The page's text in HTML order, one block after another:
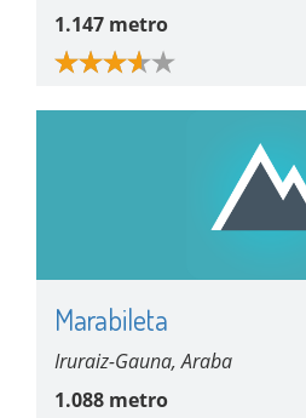
1.147 metro
Marabileta
Iruraiz-Gauna, Araba
1.088 metro